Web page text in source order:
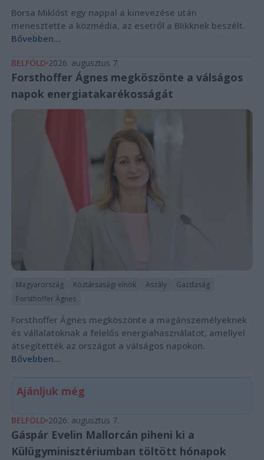
Borsa Miklóst egy nappal a kinevezése után
menesztette a közmédia, az esetről a Blikknek beszélt.
Bővebben...
BELFÖLD 2026. augusztus 7.
Forsthoffer Ágnes megköszönte a válságos
napok energiatakarékosságát
Magyarország Köztársasági elnök Aszály
Gazdaság
Forsthoffer Ágnes
Forsthoffer Ágnes megköszönte a magánszemélyeknek
és vállalatoknak a felelős energiahasználatot, amellyel
átsegítették az országot a válságos napokon.
Bővebben...
Ajánljuk még
BELFÖLD 2026. augusztus 7.
Gáspár Evelin Mallorcán piheni ki a
Külügyminisztériumban töltött hónapok